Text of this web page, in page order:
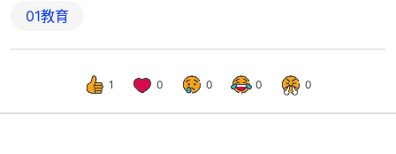
01教育
1 0 0 0 0